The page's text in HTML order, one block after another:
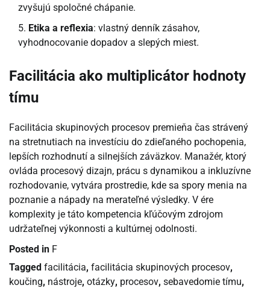
zvyšujú spoločné chápanie.
Etika a reflexia: vlastný denník zásahov,
vyhodnocovanie dopadov a slepých miest.
Facilitácia ako multiplicátor hodnoty
tímu
Facilitácia skupinových procesov premieňa čas strávený
na stretnutiach na investíciu do zdieľaného pochopenia,
lepších rozhodnutí a silnejších záväzkov. Manažér, ktorý
ovláda procesový dizajn, prácu s dynamikou a inkluzívne
rozhodovanie, vytvára prostredie, kde sa spory menia na
poznanie a nápady na merateľné výsledky. V ére
komplexity je táto kompetencia kľúčovým zdrojom
udržateľnej výkonnosti a kultúrnej odolnosti.
Posted in F
Tagged facilitácia, facilitácia skupinových procesov,
koučing, nástroje, otázky, procesov, sebavedomie tímu,